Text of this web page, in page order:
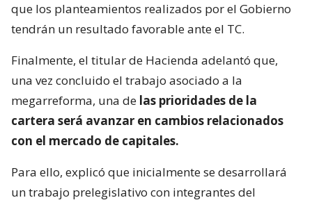
que los planteamientos realizados por el Gobierno
tendrán un resultado favorable ante el TC.
Finalmente, el titular de Hacienda adelantó que,
una vez concluido el trabajo asociado a la
megarreforma, una de las prioridades de la
cartera será avanzar en cambios relacionados
con el mercado de capitales.
Para ello, explicó que inicialmente se desarrollará
un trabajo prelegislativo con integrantes del